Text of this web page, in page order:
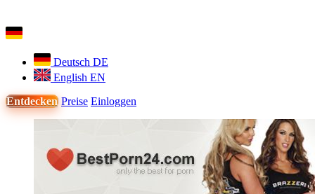
Deutsch DE
English EN
Entdecken Preise Einloggen